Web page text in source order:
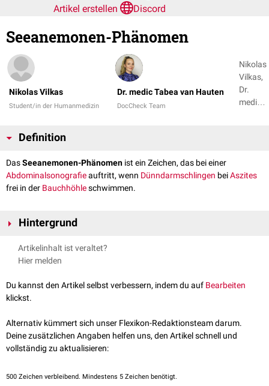
Artikel erstellen
Discord
Seeanemonen-Phänomen
Nikolas Vilkas
Student/in der Humanmedizin
Dr. medic Tabea van Hauten
DocCheck Team
Nikolas
Vilkas,
Dr.
medic
Definition
DasSeeanemonen-Phänomen ist ein Zeichen, das bei einer
Abdominalsonografieauftritt, wenn Dünndarmschlingen beiAszites
frei in der Bauchhöhleschwimmen.
Hintergrund
Normalerweise liegen die Darmschlingen in der
aneinander. Durch die Flüssigkeitsansammlung (Aszites) trennen sich
Auftrieb. Die Dünndarmschlingen können durch ihre
Peristaltik
und die
Flüssigkeitsströmung wellenartig hin und her flottieren. Dies erinnert
Artikelinhalt ist veraltet?
Hier melden
Du kannst den Artikel selbst verbessern, indem du auf Bearbeiten
klickst.
Alternativ kümmert sich unser Flexikon-Redaktionsteam darum.
Deine zusätzlichen Angaben helfen uns, den Artikel schnell und
vollständig zu aktualisieren:
500 Zeichen verbleibend. Mindestens 5 Zeichen benötigt.